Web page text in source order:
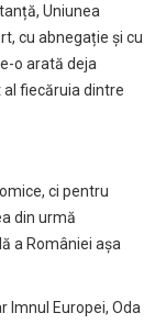
Uniunea
cu abnegație și cu
o arată deja
fiecăruia dintre
ci pentru
din urmă
a României așa
Imnul Europei, Oda